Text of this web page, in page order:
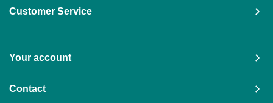
Customer Service
Your account
Contact